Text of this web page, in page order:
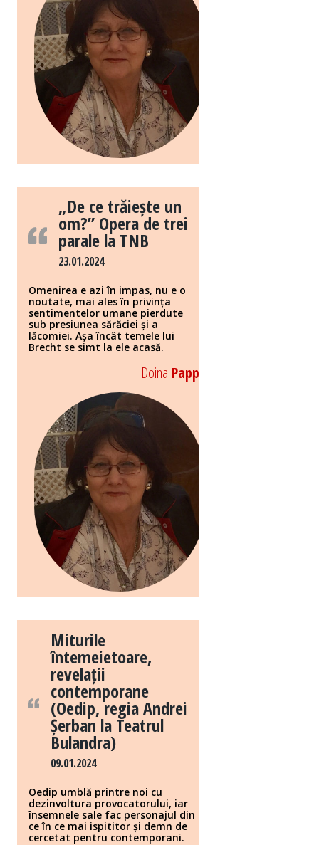
„De ce trăiește un
om?” Opera de trei
parale la TNB
23.01.2024
Omenirea e azi în impas, nu e o
noutate, mai ales în privința
sentimentelor umane pierdute
sub presiunea sărăciei și a
lăcomiei. Așa încât temele lui
Brecht se simt la ele acasă.
Doina Papp
Miturile
întemeietoare,
revelații
contemporane
(Oedip, regia Andrei
Șerban la Teatrul
Bulandra)
09.01.2024
Oedip umblă printre noi cu
dezinvoltura provocatorului, iar
însemnele sale fac personajul din
ce în ce mai ispititor și demn de
cercetat pentru contemporani.